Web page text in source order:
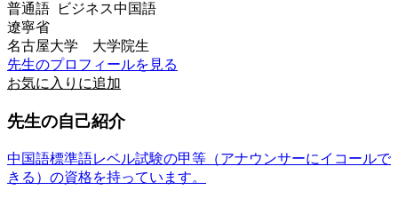
普通語 ビジネス中国語
遼寧省
名古屋大学 大学院生
先生のプロフィールを見る
お気に入りに追加
先生の自己紹介
中国語標準語レベル試験の甲等（アナウンサーにイコールで
きる）の資格を持っています。